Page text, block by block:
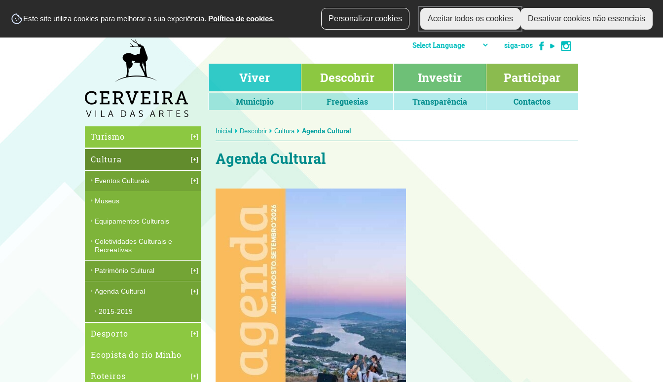
Este site utiliza cookies para melhorar a sua experiência. Política de cookies. Personalizar cookies Aceitar todos os cookies Desativar cookies não essenciais
siga-nos
Viver Descobrir Investir Participar
Município Freguesias Transparência Contactos
Turismo
Cultura
Eventos Culturais
Museus
Equipamentos Culturais
Coletividades Culturais e
Recreativas
Património Cultural
Agenda Cultural
2015-2019
Desporto
Ecopista do rio Minho
Roteiros
Inicial Descobrir Cultura Agenda Cultural
Agenda Cultural